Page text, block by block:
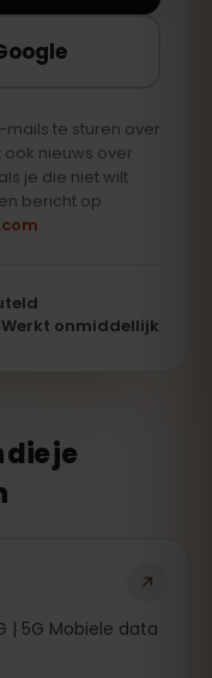
te sturen over
nieuws over
je die niet wilt
bericht op
Werkt onmiddellijk
je
| 5G Mobiele data